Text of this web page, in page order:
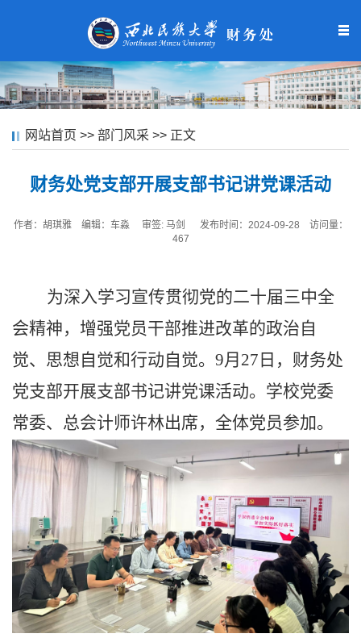
网站首页 >> 部门风采 >> 正文
财务处党支部开展支部书记讲党课活动
作者：胡琪雅 编辑：车淼
审签: 马剑 发布时间：2024-09-28 访问量：
467
为深入学习宣传贯彻党的二十届三中全
会精神，增强党员干部推进改革的政治自
觉、思想自觉和行动自觉。 9月 27 日 ，财务处
党支部开展支部书记讲党课活动。学校党委
常委、总会计师许林出席，全体党员参加。